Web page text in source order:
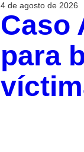
4 de agosto de 2026
Caso
para